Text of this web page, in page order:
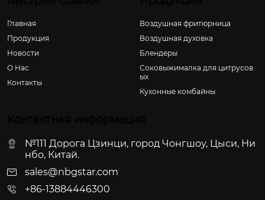
Главная
Продукция
Новости
О Hас
Контакты
Воздушная фритюрница
Воздушная духовка
Блендеры
Соковыжималка для цитрусов
ых
Кухонные комбайны
№111 Дорога Цзинци, город Чонгшоу, Цыси, Ни
нбо, Китай.
sales@nbgstar.com
+86-13884446300